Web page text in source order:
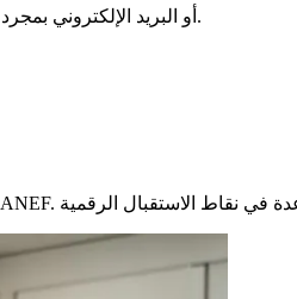
بمجرد تسجيل الدخول، يمكنك التحقق من حالة طلبك في أي وقت. ستقوم ANEF بإعلامك عبر SMS أو البريد الإلكتروني بمجرد أن يكون التصريح الجديد جاهزًا.